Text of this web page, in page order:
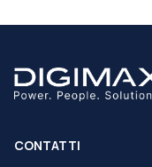
CONTATTI